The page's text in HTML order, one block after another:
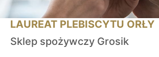
LAUREAT PLEBISCYTU ORŁY
Sklep spożywczy Grosik